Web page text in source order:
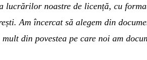
lucrărilor noastre de licență, cu
Am încercat să alegem din
din povestea pe care noi am